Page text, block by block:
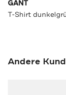
GANT
T-Shirt
Andere